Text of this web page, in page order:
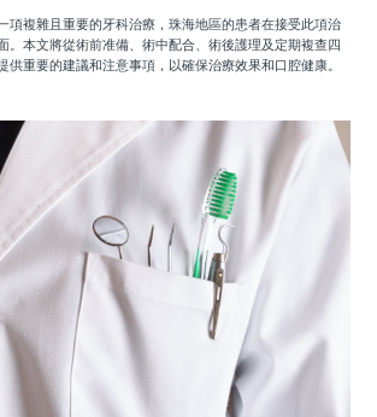
複雜且重要的牙科治療，珠海地區的患者在接受此項治
。本文將從術前准備、術中配合、術後護理及定期複查四
供重要的建議和注意事項，以確保治療效果和口腔健康。